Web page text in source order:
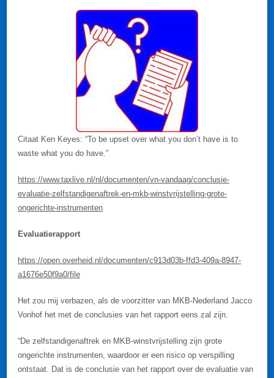
Citaat Ken Keyes: “To be upset over what you don’t have is to
waste what you do have.”
https://www.taxlive.nl/nl/documenten/vn-vandaag/conclusie-
evaluatie-zelfstandigenaftrek-en-mkb-winstvrijstelling-grote-
ongerichte-instrumenten
Evaluatierapport
https://open.overheid.nl/documenten/c913d03b-ffd3-409a-8947-
a1676e50f9a0/file
Het zou mij verbazen, als de voorzitter van MKB-Nederland Jacco
Vonhof het met de conclusies van het rapport eens zal zijn.
“De zelfstandigenaftrek en MKB-winstvrijstelling zijn grote
ongerichte instrumenten, waardoor er een risico op verspilling
ontstaat. Dat is de conclusie van het rapport over de evaluatie van